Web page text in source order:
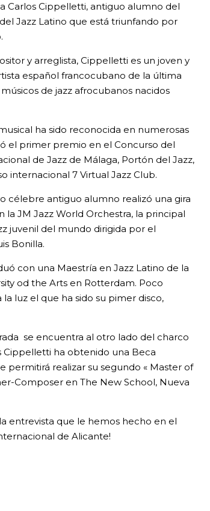
Carlos Cippelletti, antiguo alumno del
Jazz Latino que está triunfando por
y arreglista, Cippelletti es un joven y
español francocubano de la última
de jazz afrocubanos nacidos
ha sido reconocida en numerosas
el primer premio en el Concurso del
de Jazz de Málaga, Portón del Jazz,
internacional 7 Virtual Jazz Club.
célebre antiguo alumno realizó una gira
la JM Jazz World Orchestra, la principal
juvenil del mundo dirigida por el
Bonilla.
con una Maestría en Jazz Latino de la
od the Arts en Rotterdam. Poco
la luz el que ha sido su pimer disco,
se encuentra al otro lado del charco
Cippelletti ha obtenido una Beca
permitirá realizar su segundo « Master of
Composer en The New School, Nueva
entrevista que le hemos hecho en el
de Alicante!